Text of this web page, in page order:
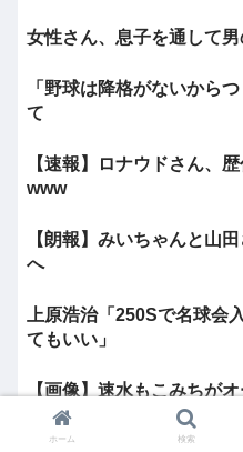
女性さん、息子を通して
「野球は降格がないから
て
【速報】ロナウドさん、
www
【朗報】みいちゃんと山
へ
上原浩治「250Sで名球会
てもいい」
【画像】速水もこみちが
ッチセット3000円www
ホーム 検索